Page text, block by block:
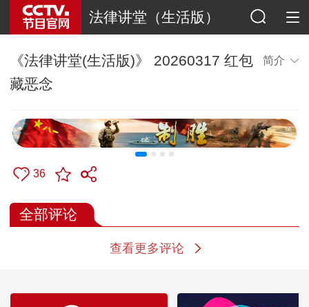
法律讲堂（生活版）
《法律讲堂(生活版)》 20260317 红包
藏恶念
简介
36
全部评论
查看更多评论